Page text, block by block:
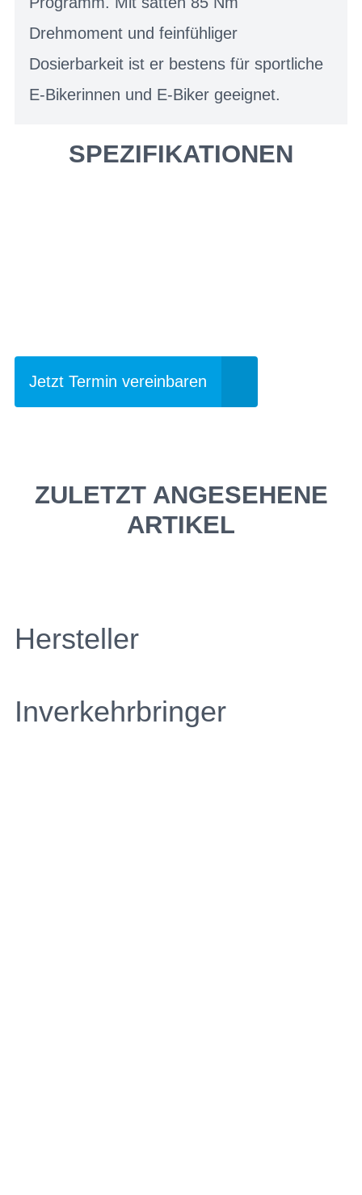
Drehmoment und feinfühliger
Dosierbarkeit ist er bestens für sportliche
E-Bikerinnen und E-Biker geeignet.
SPEZIFIKATIONEN
Jetzt Termin vereinbaren
ZULETZT ANGESEHENE
ARTIKEL
Hersteller
Inverkehrbringer